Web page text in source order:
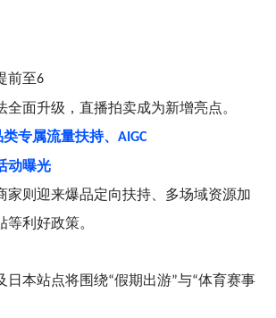
前至6
全面升级，直播拍卖成为新增亮点。
类专属流量扶持、 AIGC
动曝光
家则迎来爆品定向扶持、多场域资源加
利好政策。
日本站点将围绕“假期出游”与“体育赛事